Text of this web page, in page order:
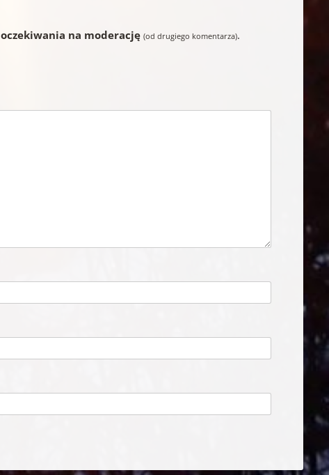
oczekiwania na moderację (od drugiego komentarza).